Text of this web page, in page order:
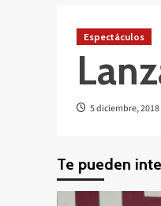
Espectáculos
5 diciembre, 2018
Te pueden